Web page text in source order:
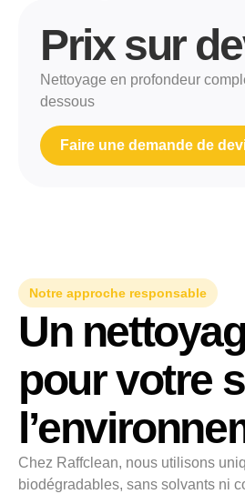
Prix sur
Nettoyage en profondeur
dessous
Faire une demande de
Notre approche responsable
Un
pour votre
Chez Raffclean, nous utilisons
biodégradables, sans solvants ni